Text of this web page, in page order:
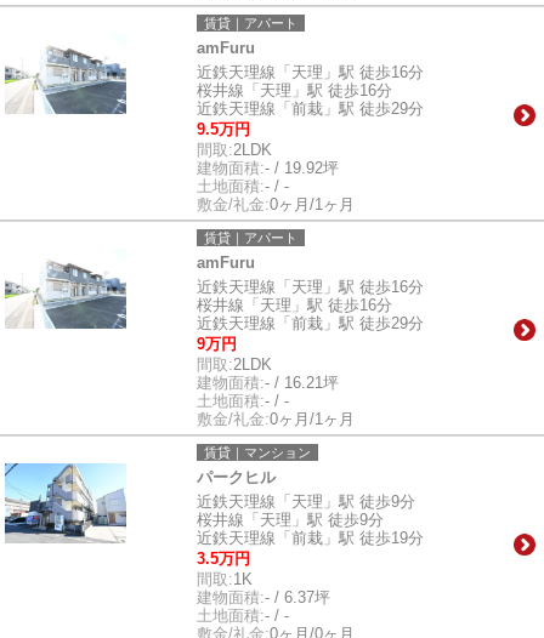
賃貸｜アパート
amFuru
近鉄天理線「天理」駅 徒歩16分
桜井線「天理」駅 徒歩16分
近鉄天理線「前栽」駅 徒歩29分
9.5万円
間取:2LDK
建物面積:- / 19.92坪
土地面積:- / -
敷金/礼金:0ヶ月/1ヶ月
賃貸｜アパート
amFuru
近鉄天理線「天理」駅 徒歩16分
桜井線「天理」駅 徒歩16分
近鉄天理線「前栽」駅 徒歩29分
9万円
間取:2LDK
建物面積:- / 16.21坪
土地面積:- / -
敷金/礼金:0ヶ月/1ヶ月
賃貸｜マンション
パークヒル
近鉄天理線「天理」駅 徒歩9分
桜井線「天理」駅 徒歩9分
近鉄天理線「前栽」駅 徒歩19分
3.5万円
間取:1K
建物面積:- / 6.37坪
土地面積:- / -
敷金/礼金:0ヶ月/0ヶ月